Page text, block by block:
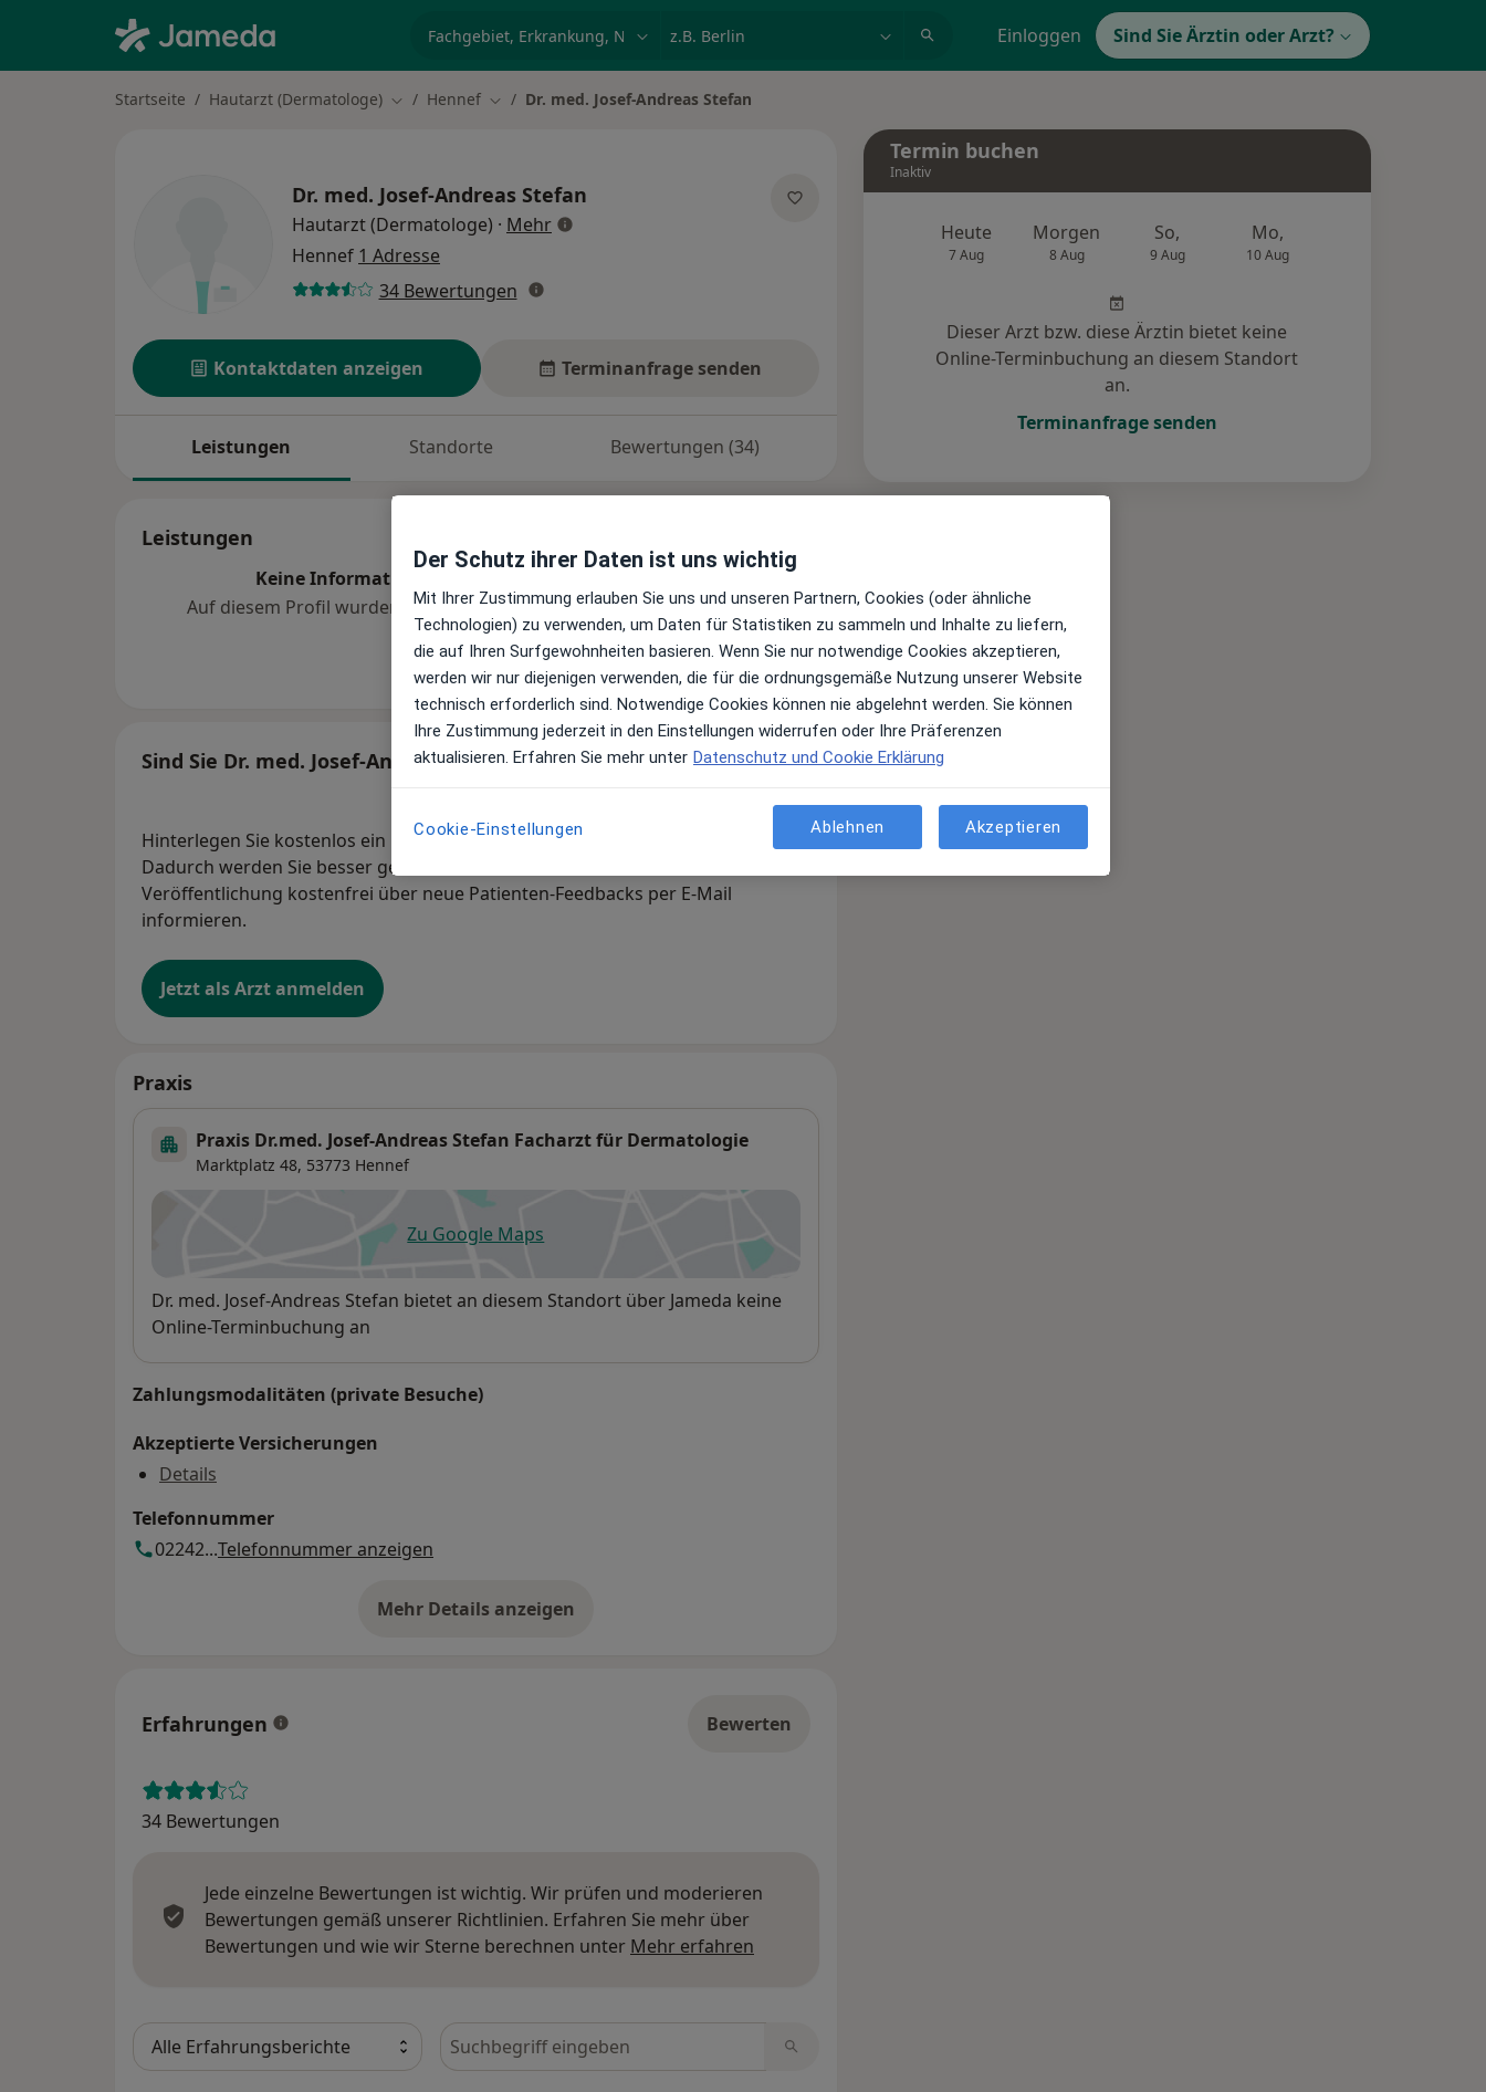
Einloggen Sind Sie Ärztin oder Arzt?
Startseite Hautarzt (Dermatologe) Stadt ändern
Hennef Stadt ändern
Dr. med. Josef-Andreas Stefan
Dr. med. Josef-Andreas Stefan
Hautarzt (Dermatologe) · Mehrüber Spezialisierungen
Hennef 1 Adresse
34 Bewertungen
Kontaktdaten anzeigen Terminanfrage senden
Leistungen Standorte Bewertungen (34)
Leistungen
Keine Informationen über Leistungen und Kosten
Auf diesem Profil wurden noch keine Informationen über Leistungen
hinzugefügt.
Sind Sie Dr. med. Josef-Andreas Stefan? Arzt-Info
Hinterlegen Sie kostenlos ein Portraitbild, Ihre Sprechzeiten und Leistungen.
Dadurch werden Sie besser gefunden. Lassen Sie sich außerdem bereits vor
Veröffentlichung kostenfrei über neue Patienten-Feedbacks per E-Mail
informieren.
Jetzt als Arzt anmelden
Praxis
Praxis Dr.med. Josef-Andreas Stefan Facharzt für Dermatologie
Marktplatz 48, 53773 Hennef
Zu Google Mapsöffnet in einer neuen Registerkarte
Verfügbarkeit
Dr. med. Josef-Andreas Stefan bietet an diesem Standort über Jameda keine
Online-Terminbuchung an
Zahlungsmodalitäten (private Besuche)
Akzeptierte Versicherungen
Details
Telefonnummer
02242...Telefonnummer anzeigen
Mehr Details anzeigen
über die Adresse
Erfahrungen Bewerten
34 Bewertungen
Jede einzelne Bewertungen ist wichtig. Wir prüfen und moderieren
Bewertungen gemäß unserer Richtlinien. Erfahren Sie mehr über
Bewertungen und wie wir Sterne berechnen unter Mehr erfahren
Bewertungen durchsuchen
Termin buchen
Inaktiv
Heute
7 Aug
Morgen
8 Aug
So,
9 Aug
Mo,
10 Aug
Dieser Arzt bzw. diese Ärztin bietet keine
Online-Terminbuchung an diesem Standort
an.
Terminanfrage senden
Der Schutz ihrer Daten ist uns wichtig
Mit Ihrer Zustimmung erlauben Sie uns und unseren Partnern, Cookies (oder ähnliche
Technologien) zu verwenden, um Daten für Statistiken zu sammeln und Inhalte zu liefern,
die auf Ihren Surfgewohnheiten basieren. Wenn Sie nur notwendige Cookies akzeptieren,
werden wir nur diejenigen verwenden, die für die ordnungsgemäße Nutzung unserer Website
technisch erforderlich sind. Notwendige Cookies können nie abgelehnt werden. Sie können
Ihre Zustimmung jederzeit in den Einstellungen widerrufen oder Ihre Präferenzen
aktualisieren. Erfahren Sie mehr unter Datenschutz und Cookie Erklärung
Cookie-Einstellungen Ablehnen Akzeptieren